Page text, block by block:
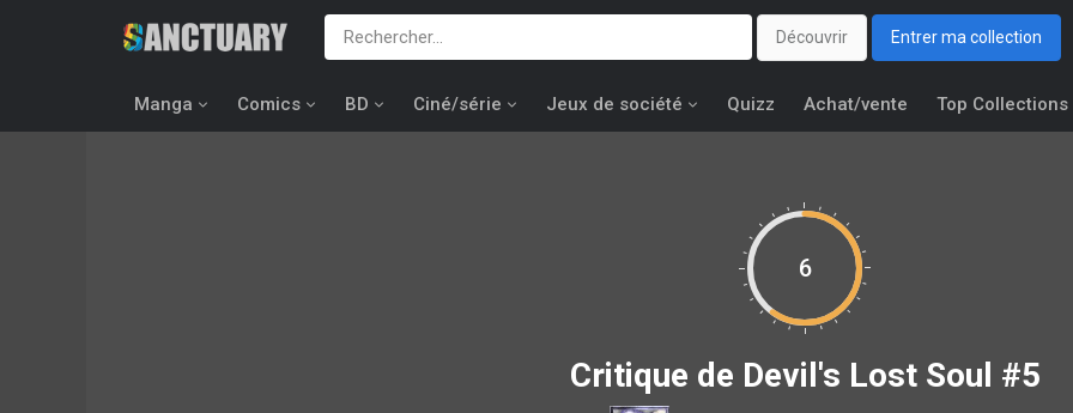
Découvrir Entrer ma collection
Manga Comics BD Ciné/série Jeux de société Quizz Achat/vente Top Collections
6
Critique de Devil's Lost Soul #5